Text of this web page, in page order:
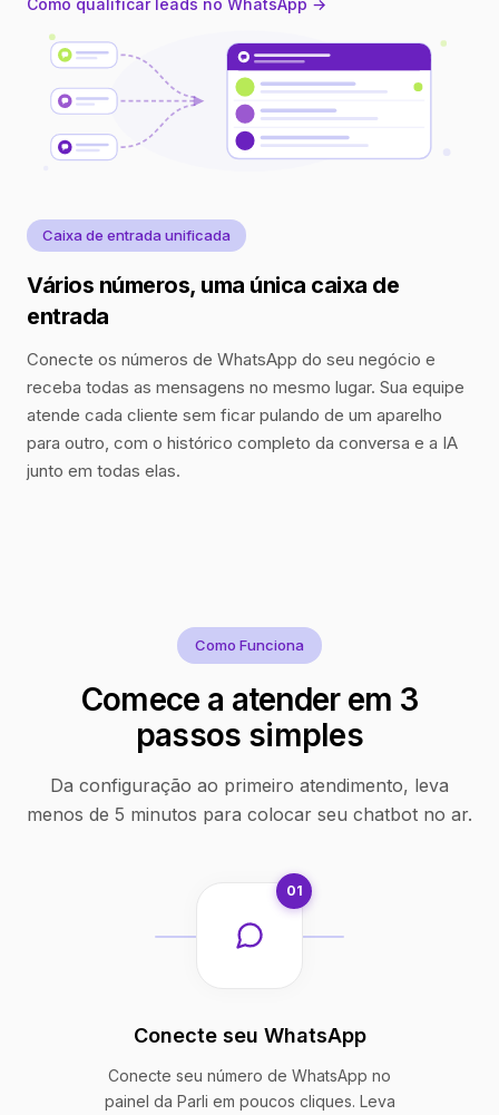
Como qualificar leads no WhatsApp →
Caixa de entrada unificada
Vários números, uma única caixa de
entrada
Conecte os números de WhatsApp do seu negócio e
receba todas as mensagens no mesmo lugar. Sua equipe
atende cada cliente sem ficar pulando de um aparelho
para outro, com o histórico completo da conversa e a IA
junto em todas elas.
Como Funciona
Comece a atender em 3
passos simples
Da configuração ao primeiro atendimento, leva
menos de 5 minutos para colocar seu chatbot no ar.
01
Conecte seu WhatsApp
Conecte seu número de WhatsApp no
painel da Parli em poucos cliques. Leva